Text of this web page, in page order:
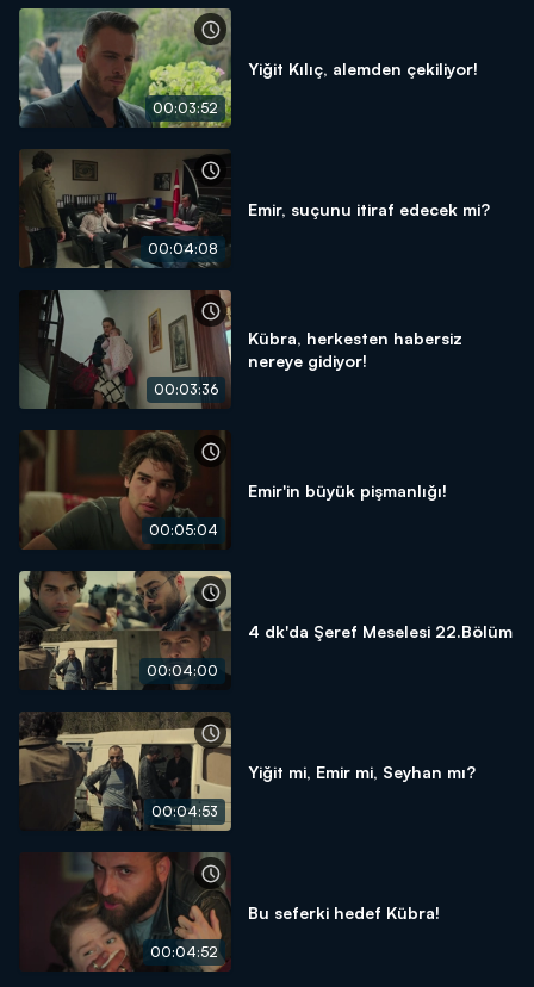
00:03:52
Yiğit Kılıç, alemden çekiliyor!
00:04:08
Emir, suçunu itiraf edecek mi?
00:03:36
Kübra, herkesten habersiz
nereye gidiyor!
00:05:04
Emir'in büyük pişmanlığı!
00:04:00
4 dk'da Şeref Meselesi 22.Bölüm
00:04:53
Yiğit mi, Emir mi, Seyhan mı?
00:04:52
Bu seferki hedef Kübra!